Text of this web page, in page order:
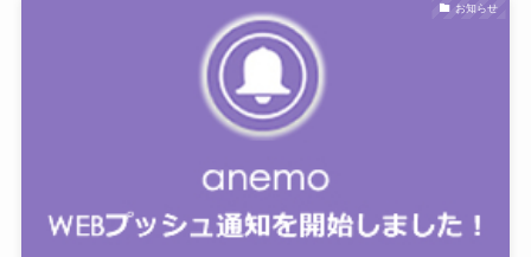
お知らせ